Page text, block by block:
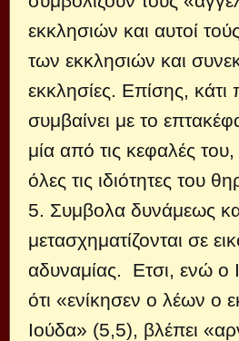
εκκλησιών και αυτοί
των εκκλησιών και
εκκλησίες. Επίσης, κάτι
συμβαίνει με το
μία από τις κεφαλές του,
όλες τις ιδιότητες του
5. Συμβολα δυνάμεως
μετασχηματίζονται σε
αδυναμίας. Ετσι, ενώ ο
ότι «ενίκησεν ο λέων ο
Ιούδα» (5,5), βλέπει